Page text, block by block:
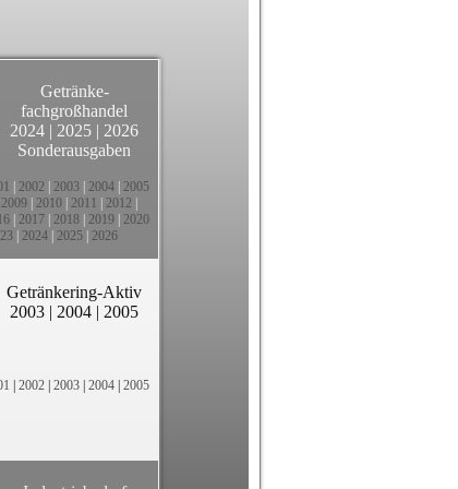
Getränke-
fachgroßhandel
2024 | 2025 | 2026
Sonderausgaben
2002 2003 2004 2005
2009 2010 2011 2012
2017 2018 2019 2020
| 2024| 2025| 2026
Getränkering-Aktiv
2003 | 2004 | 2005
| 2002 | 2003 | 2004 | 2005